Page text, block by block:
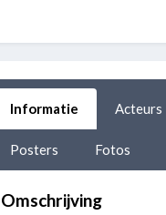
Informatie Acteurs
Posters Fotos
Omschrijving